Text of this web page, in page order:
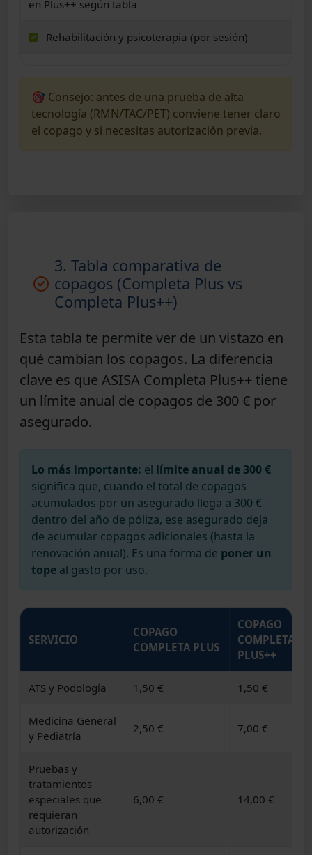
en Plus++ según tabla
Rehabilitación y psicoterapia (por sesión)
🎯 Consejo: antes de una prueba de alta
tecnología (RMN/TAC/PET) conviene tener claro
el copago y si necesitas autorización previa.
3. Tabla comparativa de
copagos (Completa Plus vs
Completa Plus++)
Esta tabla te permite ver de un vistazo en
qué cambian los copagos. La diferencia
clave es que ASISA Completa Plus++ tiene
un límite anual de copagos de 300 € por
asegurado.
Lo más importante: el límite anual de 300 €
significa que, cuando el total de copagos
acumulados por un asegurado llega a 300 €
dentro del año de póliza, ese asegurado deja
de acumular copagos adicionales (hasta la
renovación anual). Es una forma de poner un
tope al gasto por uso.
SERVICIO
COPAGO
COMPLETA PLUS
COPAGO
COMPLETA
PLUS++
ATS y Podología 1,50 € 1,50 €
Medicina General
y Pediatría
2,50 € 7,00 €
Pruebas y
tratamientos
especiales que
requieran
autorización
6,00 € 14,00 €